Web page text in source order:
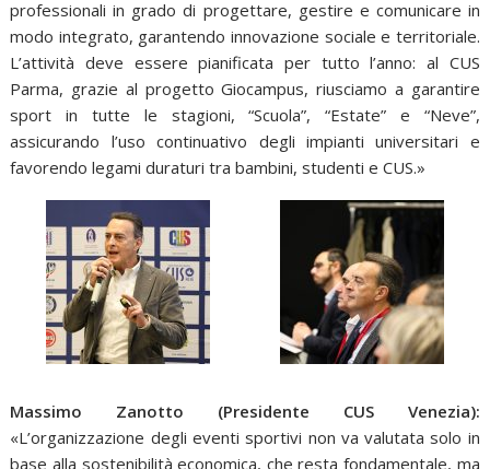
professionali in grado di progettare, gestire e comunicare in
modo integrato, garantendo innovazione sociale e territoriale.
L’attività deve essere pianificata per tutto l’anno: al CUS
Parma, grazie al progetto Giocampus, riusciamo a garantire
sport in tutte le stagioni, “Scuola”, “Estate” e “Neve”,
assicurando l’uso continuativo degli impianti universitari e
favorendo legami duraturi tra bambini, studenti e CUS.»
Massimo Zanotto (Presidente CUS Venezia):
«L’organizzazione degli eventi sportivi non va valutata solo in
base alla sostenibilità economica, che resta fondamentale, ma